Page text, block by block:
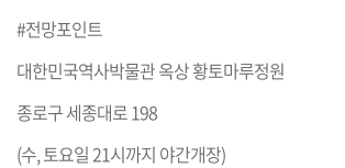
#전망포인트
대한민국역사박물관 옥상 황토마루정원
종로구 세종대로 198
(수, 토요일 21시까지 야간개장)